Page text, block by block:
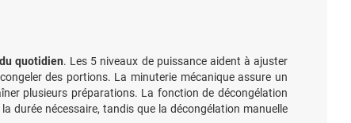
quotidien. Les 5 niveaux de puissance aident à ajuster
des portions. La minuterie mécanique assure un
plusieurs préparations. La fonction de décongélation
durée nécessaire, tandis que la décongélation manuelle